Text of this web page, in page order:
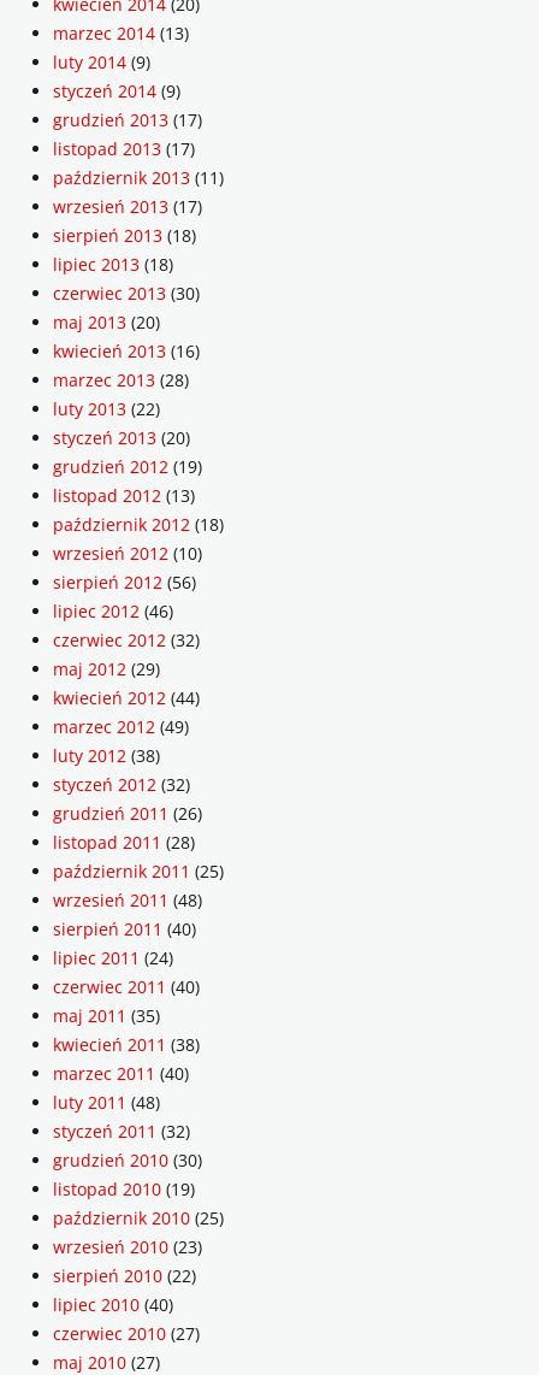
marzec 2014 (13)
luty 2014 (9)
styczeń 2014 (9)
grudzień 2013 (17)
listopad 2013 (17)
październik 2013 (11)
wrzesień 2013 (17)
sierpień 2013 (18)
lipiec 2013 (18)
czerwiec 2013 (30)
maj 2013 (20)
kwiecień 2013 (16)
marzec 2013 (28)
luty 2013 (22)
styczeń 2013 (20)
grudzień 2012 (19)
listopad 2012 (13)
październik 2012 (18)
wrzesień 2012 (10)
sierpień 2012 (56)
lipiec 2012 (46)
czerwiec 2012 (32)
maj 2012 (29)
kwiecień 2012 (44)
marzec 2012 (49)
luty 2012 (38)
styczeń 2012 (32)
grudzień 2011 (26)
listopad 2011 (28)
październik 2011 (25)
wrzesień 2011 (48)
sierpień 2011 (40)
lipiec 2011 (24)
czerwiec 2011 (40)
maj 2011 (35)
kwiecień 2011 (38)
marzec 2011 (40)
luty 2011 (48)
styczeń 2011 (32)
grudzień 2010 (30)
listopad 2010 (19)
październik 2010 (25)
wrzesień 2010 (23)
sierpień 2010 (22)
lipiec 2010 (40)
czerwiec 2010 (27)
maj 2010 (27)